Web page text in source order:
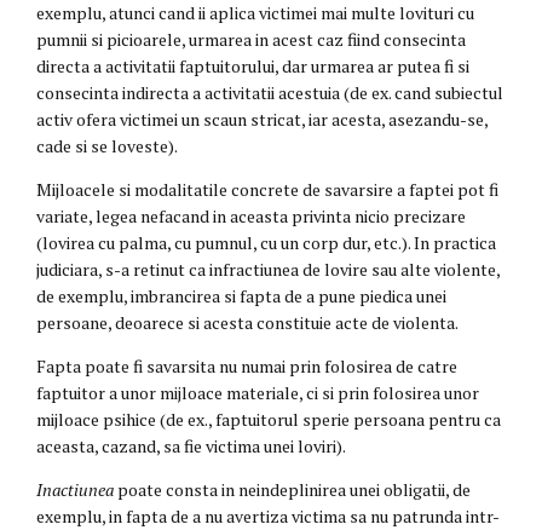
exemplu, atunci cand ii aplica victimei mai multe lovituri cu
pumnii si picioarele, urmarea in acest caz fiind consecinta
directa a activitatii faptuitorului, dar urmarea ar putea fi si
consecinta indirecta a activitatii acestuia (de ex. cand subiectul
activ ofera victimei un scaun stricat, iar acesta, asezandu-se,
cade si se loveste).
Mijloacele si modalitatile concrete de savarsire a faptei pot fi
variate, legea nefacand in aceasta privinta nicio precizare
(lovirea cu palma, cu pumnul, cu un corp dur, etc.). In practica
judiciara, s-a retinut ca infractiunea de lovire sau alte violente,
de exemplu, imbrancirea si fapta de a pune piedica unei
persoane, deoarece si acesta constituie acte de violenta.
Fapta poate fi savarsita nu numai prin folosirea de catre
faptuitor a unor mijloace materiale, ci si prin folosirea unor
mijloace psihice (de ex., faptuitorul sperie persoana pentru ca
aceasta, cazand, sa fie victima unei loviri).
Inactiunea poate consta in neindeplinirea unei obligatii, de
exemplu, in fapta de a nu avertiza victima sa nu patrunda intr-